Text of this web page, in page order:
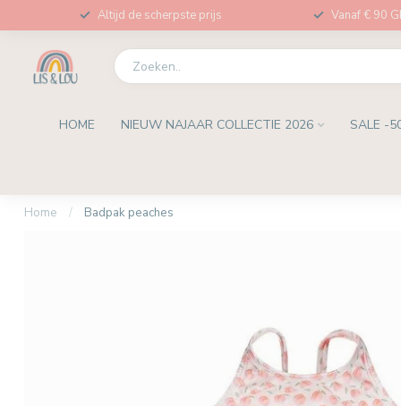
Altijd de scherpste prijs Vanaf € 90
HOME NIEUW NAJAAR COLLECTIE 2026 SALE -
Home / Badpak peaches